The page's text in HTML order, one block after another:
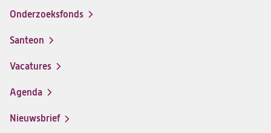
Onderzoeksfonds
Santeon
(opent
in
nieuwe
Vacatures
(opent
in
nieuwe
Agenda
Nieuwsbrief